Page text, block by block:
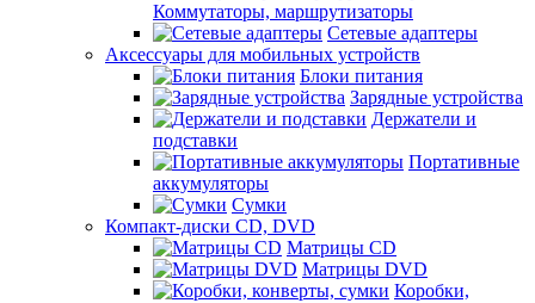
Коммутаторы, маршрутизаторы
Сетевые адаптеры
Аксессуары для мобильных устройств
Блоки питания
Зарядные устройства
Держатели и
подставки
Портативные
аккумуляторы
Сумки
Компакт-диски CD, DVD
Матрицы CD
Матрицы DVD
Коробки,